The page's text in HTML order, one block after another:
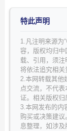
特此声明
1.凡注明来源为
容，版权均归
载、引用，须注
将依法追究相关
2.本网转载其他
点交流，不代
证。相关版权归
3.本网发布的内
购买或决策建
息整理，如涉